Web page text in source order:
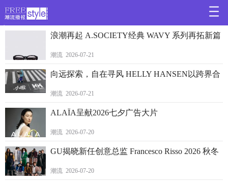
>
浪潮再起 A.SOCIETY经典 WAVY 系列再拓新篇
潮流 2026-07-21
向远探索，自在寻风 HELLY HANSEN以跨界合
潮流 2026-07-21
ALAÏA呈献2026七夕广告大片
潮流 2026-07-20
GU揭晓新任创意总监 Francesco Risso 2026 秋冬
潮流 2026-07-20